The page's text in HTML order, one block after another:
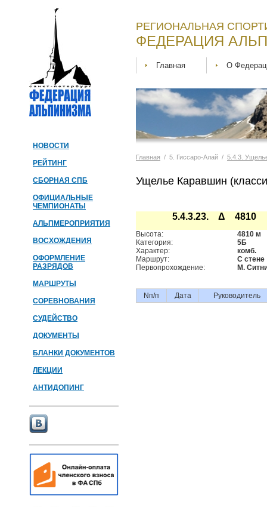
НОВОСТИ
РЕЙТИНГ
СБОРНАЯ СПБ
ОФИЦИАЛЬНЫЕ
ЧЕМПИОНАТЫ
АЛЬПМЕРОПРИЯТИЯ
ВОСХОЖДЕНИЯ
ОФОРМЛЕНИЕ
РАЗРЯДОВ
МАРШРУТЫ
СОРЕВНОВАНИЯ
СУДЕЙСТВО
ДОКУМЕНТЫ
БЛАНКИ ДОКУМЕНТОВ
ЛЕКЦИИ
АНТИДОПИНГ
РЕГИОНАЛЬНАЯ
ФЕДЕРАЦИЯ
Главная О
Главная / 5. Гиссаро-Алай / 5.4.3.
Ущелье Каравшин
5.4.3.23. Δ 4810
Высота:
4810 м
Категория:
5Б
Характер:
комб.
Маршрут:
С стене
Первопрохождение:
М.
Nп/п Дата Руководитель